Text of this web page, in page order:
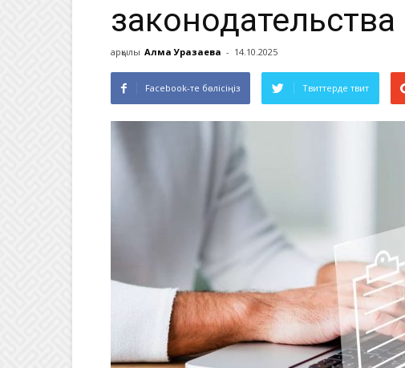
законодательства
арқылы Алма Уразаева - 14.10.2025
Facebook-те бөлісіңіз Твиттерде твит